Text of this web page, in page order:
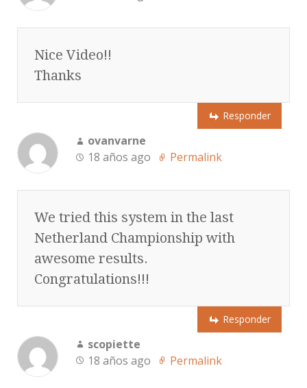
Nice Video!!
Thanks
Responder
ovanvarne
18 años ago
Permalink
We tried this system in the last
Netherland Championship with
awesome results.
Congratulations!!!
Responder
scopiette
18 años ago
Permalink